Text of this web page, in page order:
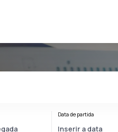
Data de partida